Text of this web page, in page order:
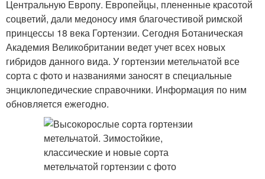
Центральную Европу. Европейцы, плененные красотой
соцветий, дали медоносу имя благочестивой римской
принцессы 18 века Гортензии. Сегодня Ботаническая
Академия Великобритании ведет учет всех новых
гибридов данного вида. У гортензии метельчатой все
сорта с фото и названиями заносят в специальные
энциклопедические справочники. Информация по ним
обновляется ежегодно.